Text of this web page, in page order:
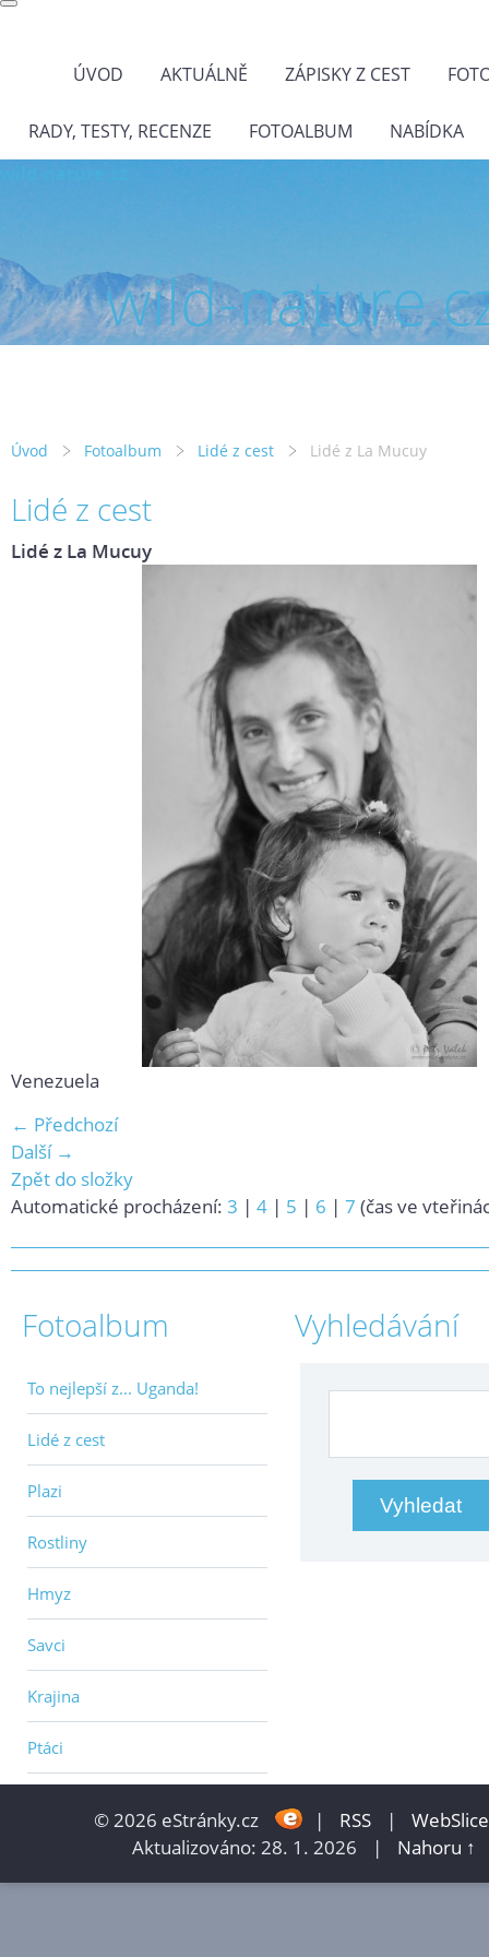
ÚVOD AKTUÁLNĚ ZÁPISKY Z CEST
RADY, TESTY, RECENZE FOTOALBUM NABÍDKA
wild-
Úvod Fotoalbum Lidé z cest Lidé z La Mucuy
Lidé z cest
Lidé z La Mucuy
Venezuela
← Předchozí
Další →
Zpět do složky
Automatické procházení: 3 | 4 | 5 | 6 | 7 (čas ve
Fotoalbum
To nejlepší z... Uganda!
Lidé z cest
Plazi
Rostliny
Hmyz
Savci
Krajina
Ptáci
Vyhledávání
© 2026 eStránky.cz | RSS |
WebSlice
Aktualizováno: 28. 1. 2026
| Nahoru ↑